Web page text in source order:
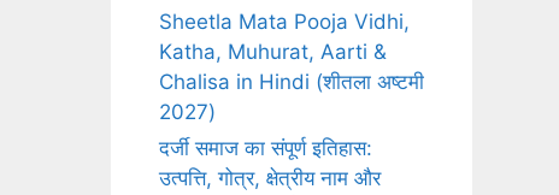
Sheetla Mata Pooja Vidhi,
Katha, Muhurat, Aarti &
Chalisa in Hindi (शीतला अष्टमी
2027)
दर्जी समाज का संपूर्ण इतिहास:
उत्पत्ति, गोत्र, क्षेत्रीय नाम और